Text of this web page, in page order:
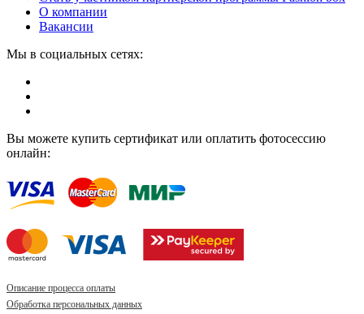
О компании
Вакансии
Мы в социальных сетях:
Вы можете купить сертификат или оплатить фотосессию
онлайн:
Описание процесса оплаты
Обработка персональных данных